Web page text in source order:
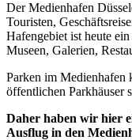
Der Medienhafen
Touristen,
Hafengebiet ist heute
Museen, Galerien,
Parken im Medienhafen
öffentlichen Parkhäuser
Daher haben wir hier
Ausflug in den